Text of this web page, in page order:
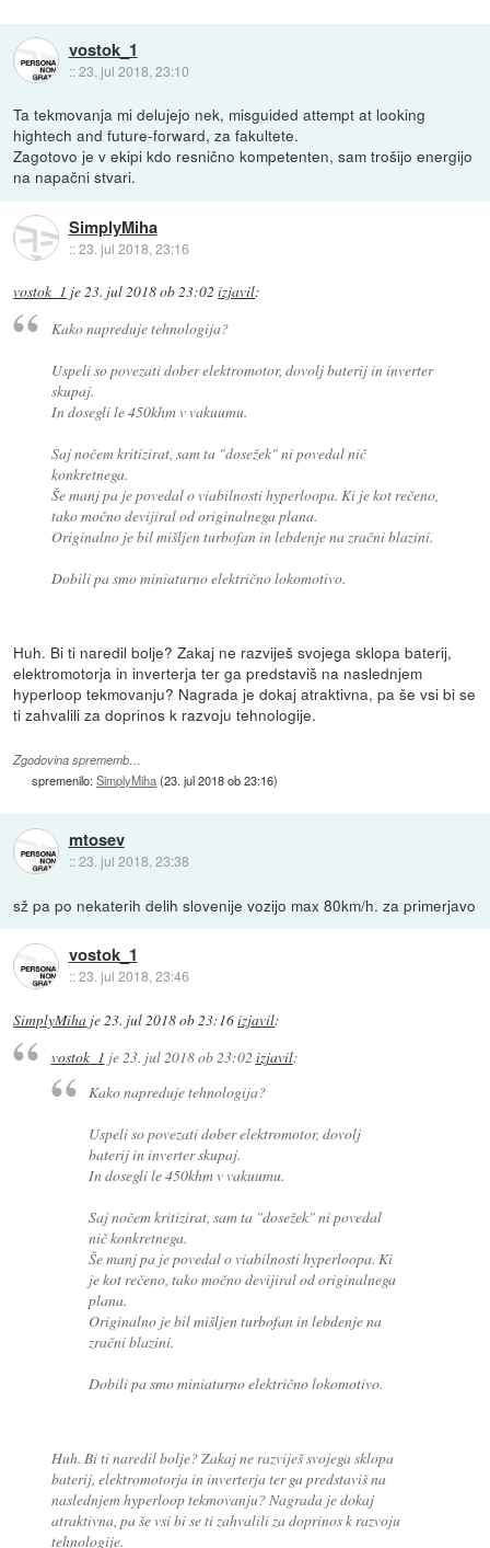
vostok_1
::23. jul 2018, 23:10
Ta tekmovanja mi delujejo nek, misguided attempt at looking
hightech and future-forward, za fakultete.
Zagotovo je v ekipi kdo resnično kompetenten, sam trošijo energijo
na napačni stvari.
SimplyMiha
::23. jul 2018, 23:16
vostok_1 je23. jul 2018 ob 23:02 izjavil:
Kako napreduje tehnologija?
Uspeli so povezati dober elektromotor, dovolj baterij in inverter
skupaj.
In dosegli le 450khm v vakuumu.
Saj nočem kritizirat, sam ta "dosežek" ni povedal nič
konkretnega.
Še manj pa je povedal o viabilnosti hyperloopa. Ki je kot rečeno,
tako močno devijiral od originalnega plana.
Originalno je bil mišljen turbofan in lebdenje na zračni blazini.
Dobili pa smo miniaturno električno lokomotivo.
Huh. Bi ti naredil bolje? Zakaj ne razviješ svojega sklopa baterij,
elektromotorja in inverterja ter ga predstaviš na naslednjem
hyperloop tekmovanju? Nagrada je dokaj atraktivna, pa še vsi bi se
ti zahvalili za doprinos k razvoju tehnologije.
Zgodovina sprememb…
spremenilo:SimplyMiha(23. jul 2018 ob 23:16)
mtosev
::23. jul 2018, 23:38
sž pa po nekaterih delih slovenije vozijo max 80km/h. za primerjavo
vostok_1
::23. jul 2018, 23:46
SimplyMiha je23. jul 2018 ob 23:16izjavil:
vostok_1 je 23. jul 2018 ob 23:02 izjavil:
Kako napreduje tehnologija?
Uspeli so povezati dober elektromotor, dovolj
baterij in inverter skupaj.
In dosegli le 450khm v vakuumu.
Saj nočem kritizirat, sam ta "dosežek" ni povedal
nič konkretnega.
Še manj pa je povedal o viabilnosti hyperloopa. Ki
je kot rečeno, tako močno devijiral od originalnega
plana.
Originalno je bil mišljen turbofan in lebdenje na
zračni blazini.
Dobili pa smo miniaturno električno lokomotivo.
Huh. Bi ti naredil bolje? Zakaj ne razviješ svojega sklopa
baterij, elektromotorja in inverterja ter ga predstaviš na
naslednjem hyperloop tekmovanju? Nagrada je dokaj
atraktivna, pa še vsi bi se ti zahvalili za doprinos k razvoju
tehnologije.